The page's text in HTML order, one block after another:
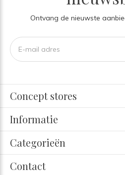
Ontvang de nieuwste
Concept stores
Informatie
Categorieën
Contact